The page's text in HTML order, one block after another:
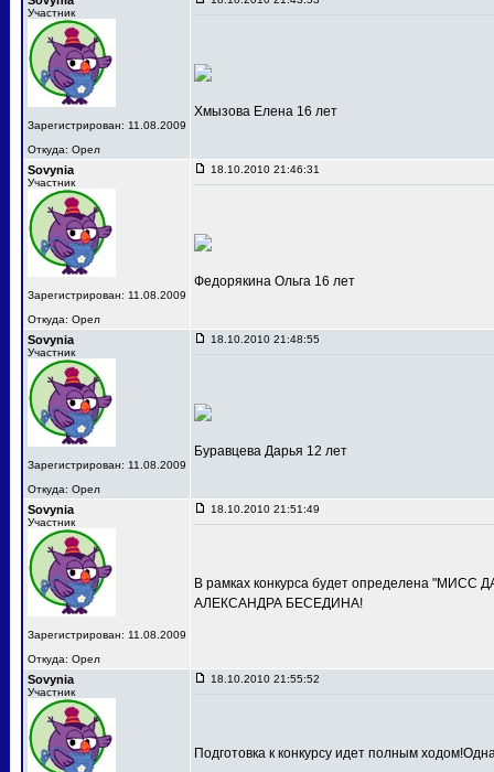
Участник
Зарегистрирован: 11.08.2009
Откуда: Орел
Хмызова Елена 16 лет
Sovynia
Участник
Зарегистрирован: 11.08.2009
Откуда: Орел
18.10.2010 21:46:31
Федорякина Ольга 16 лет
Sovynia
Участник
Зарегистрирован: 11.08.2009
Откуда: Орел
18.10.2010 21:48:55
Буравцева Дарья 12 лет
Sovynia
Участник
Зарегистрирован: 11.08.2009
Откуда: Орел
18.10.2010 21:51:49
В рамках конкурса будет определена "МИСС
АЛЕКСАНДРА БЕСЕДИНА!
Sovynia
Участник
18.10.2010 21:55:52
Подготовка к конкурсу идет полным